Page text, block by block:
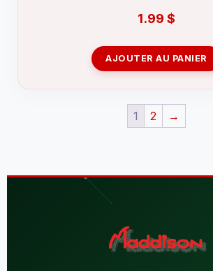
1.99 $
AJOUTER AU PANIER
1 2 →